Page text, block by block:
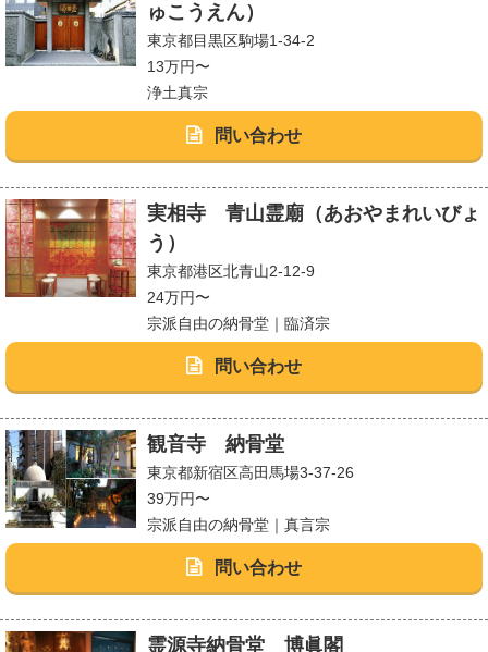
ゅこうえん）
東京都目黒区駒場1-34-2
13万円〜
浄土真宗
問い合わせ
実相寺 青山霊廟（あおやまれいびょ
う）
東京都港区北青山2-12-9
24万円〜
宗派自由の納骨堂｜臨済宗
問い合わせ
観音寺 納骨堂
東京都新宿区高田馬場3-37-26
39万円〜
宗派自由の納骨堂｜真言宗
問い合わせ
霊源寺納骨堂 博眞閣